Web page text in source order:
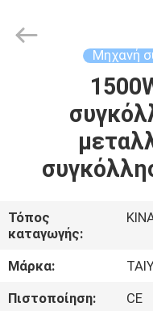
ΠΡΟΪΌΝΤΑ
ΒΊΝΤΕΟ
ΣΧΕΤΙΚΆ
ΜΕ
ΕΜΆΣ
Company
Limited.
Μηχανή
Τόπος
καταγωγής:
Μάρκα:
Πιστοποίηση:
CE